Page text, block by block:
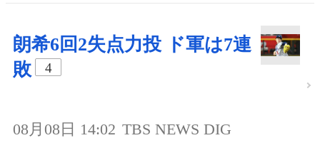
朗希6回2失点力投 ド軍は7連
敗
4
08月08日 14:02 TBS NEWS DIG